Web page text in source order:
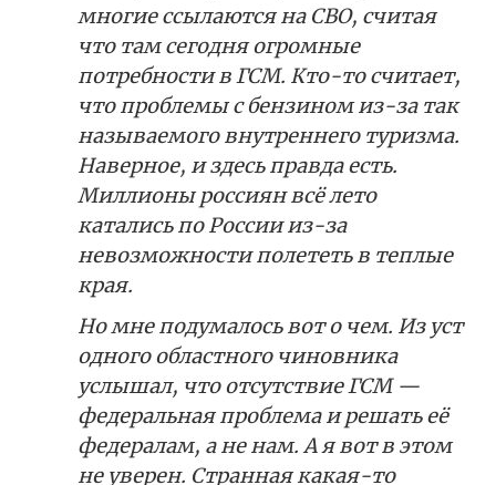
многие ссылаются на СВО, считая
что там сегодня огромные
потребности в ГСМ. Кто-то считает,
что проблемы с бензином из-за так
называемого внутреннего туризма.
Наверное, и здесь правда есть.
Миллионы россиян всё лето
катались по России из-за
невозможности полететь в теплые
края.
Но мне подумалось вот о чем. Из уст
одного областного чиновника
услышал, что отсутствие ГСМ —
федеральная проблема и решать её
федералам, а не нам. А я вот в этом
не уверен. Странная какая-то